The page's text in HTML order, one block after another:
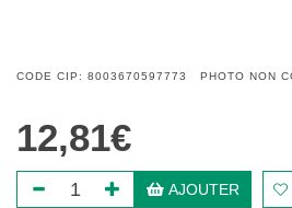
CODE CIP: 8003670597773 PHOTO NON
12,81€
AJOUTER